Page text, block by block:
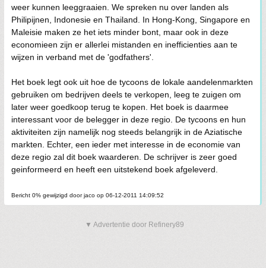
weer kunnen leeggraaien. We spreken nu over landen als
Philipijnen, Indonesie en Thailand. In Hong-Kong, Singapore en
Maleisie maken ze het iets minder bont, maar ook in deze
economieen zijn er allerlei mistanden en inefficienties aan te
wijzen in verband met de 'godfathers'.
Het boek legt ook uit hoe de tycoons de lokale aandelenmarkten
gebruiken om bedrijven deels te verkopen, leeg te zuigen om
later weer goedkoop terug te kopen. Het boek is daarmee
interessant voor de belegger in deze regio. De tycoons en hun
aktiviteiten zijn namelijk nog steeds belangrijk in de Aziatische
markten. Echter, een ieder met interesse in de economie van
deze regio zal dit boek waarderen. De schrijver is zeer goed
geinformeerd en heeft een uitstekend boek afgeleverd.
Bericht 0% gewijzigd door jaco op 06-12-2011 14:09:52
▼ Advertentie door Refinery89